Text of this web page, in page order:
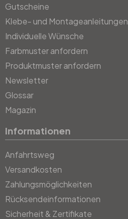
Gutscheine
Klebe- und Montageanleitungen
Individuelle Wünsche
Farbmuster anfordern
Produktmuster anfordern
Newsletter
Glossar
Magazin
Informationen
Anfahrtsweg
Versandkosten
Zahlungsmöglichkeiten
Rücksendeinformationen
Sicherheit & Zertifikate